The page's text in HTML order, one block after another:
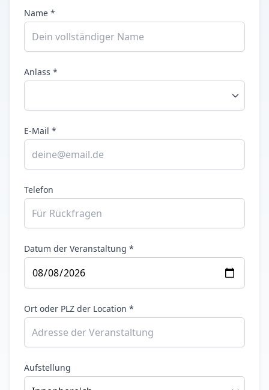
Name *
Anlass *
E-Mail *
Telefon
Datum der Veranstaltung *
Ort oder PLZ der Location *
Aufstellung